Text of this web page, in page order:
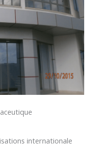
internationale